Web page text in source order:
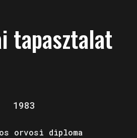
tapasztalat
1983
orvosi diploma